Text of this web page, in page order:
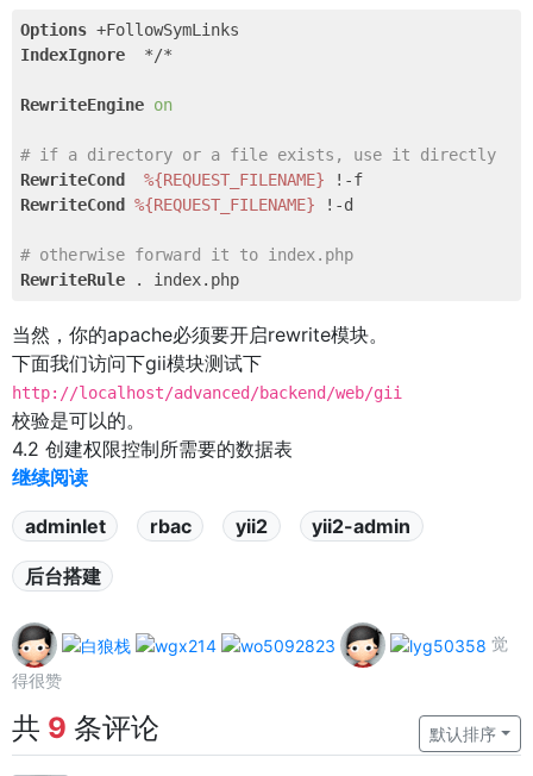
Options
IndexIgnore
  */*
RewriteEngine on
# if a directory or a file exists, use it directly
RewriteCond
%{REQUEST_FILENAME}
RewriteCond
%{REQUEST_FILENAME} !-d
# otherwise forward it to index.php
RewriteRule
当然，你的apache必须要开启rewrite模块。
下面我们访问下gii模块测试下
http://localhost/advanced/backend/web/gii
校验是可以的。
4.2 创建权限控制所需要的数据表
继续阅读
adminlet rbac yii2 yii2-admin
后台搭建
觉
得很赞
共 9 条评论 默认排序